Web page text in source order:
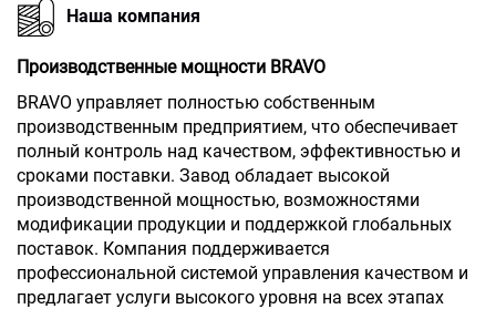
Наша компания
Производственные мощности BRAVO
BRAVO управляет полностью собственным
производственным предприятием, что обеспечивает
полный контроль над качеством, эффективностью и
сроками поставки. Завод обладает высокой
производственной мощностью, возможностями
модификации продукции и поддержкой глобальных
поставок. Компания поддерживается
профессиональной системой управления качеством и
предлагает услуги высокого уровня на всех этапах